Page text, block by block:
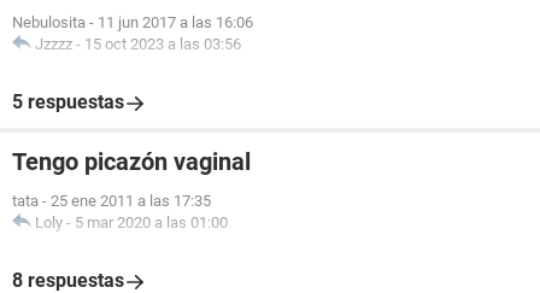
Nebulosita - 11 jun 2017 a las 16:06
Jzzzz - 15 oct 2023 a las 03:56
5 respuestas
Tengo picazón vaginal
tata - 25 ene 2011 a las 17:35
Loly - 5 mar 2020 a las 01:00
8 respuestas